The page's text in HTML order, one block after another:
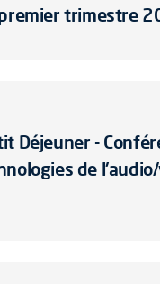
trimestre
Déjeuner -
de